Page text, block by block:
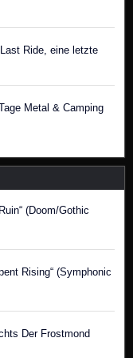
Ride, eine letzte
Metal & Camping
(Doom/Gothic
Rising“ (Symphonic
Der Frostmond